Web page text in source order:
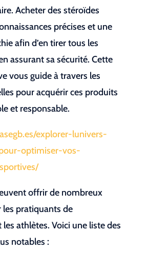
Acheter des stéroïdes
précises et une
afin d’en tirer tous les
assurant sa sécurité. Cette
vous guide à travers les
pour acquérir ces produits
et responsable.
explorer-lunivers-
optimiser-vos-
offrir de nombreux
les pratiquants de
athlètes. Voici une liste des
notables :